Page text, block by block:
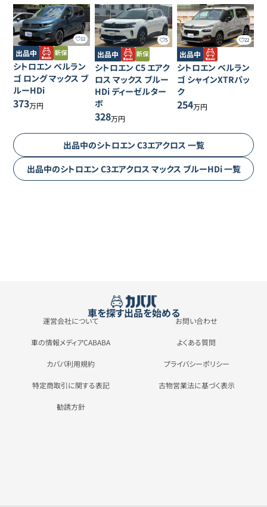
12
出品中
シトロエン ベルラン
ゴ ロング マックス ブ
ルーHDi
373万円
5
出品中
シトロエン C5 エアク
ロス マックス ブルー
HDi ディーゼルター
ボ
328万円
22
出品中
シトロエン ベルラン
ゴ シャインXTRパッ
ク
254万円
出品中のシトロエン C3エアクロス 一覧
出品中のシトロエン C3エアクロス マックス ブルーHDi一覧
車を探す出品を始める
運営会社について お問い合わせ
車の情報メディアCABABA よくある質問
カババ利用規約 プライバシーポリシー
特定商取引に関する表記 古物営業法に基づく表示
勧誘方針